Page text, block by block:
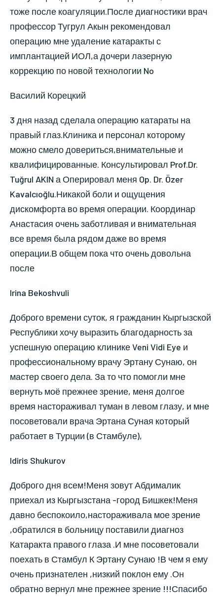
тоже после коагуляции.После диагностики врач
профессор Тугрул Акын рекомендовал
операцию мне удаление катаракты с
имплантацией ИОЛ,а дочери лазерную
коррекцию по новой технологии No
Василий Корецкий
3 дня назад сделала операцию катараты на
правый глаз.Клиника и персонал которому
можно смело довериться,внимательные и
квалифицированные. Консультировал Prof.Dr.
Tuğrul AKIN а Оперировал меня Op. Dr. Özer
Kavalcıoğlu.Никакой боли и ощущения
дискомфорта во время операции. Координар
Анастасия очень заботливая и внимательная
все время была рядом даже во время
операции.В общем пока что очень довольна
после
Irina Bekoshvuli
Доброго времени суток, я гражданин Кыргызской
Республики хочу выразить благодарность за
успешную операцию клинике Veni Vidi Eye и
профессиональному врачу Эртану Сунаю, он
мастер своего дела. За то что помогли мне
вернуть моё прежнее зрение, меня долгое
время настораживал туман в левом глазу, и мне
посоветовали врача Эртана Суная который
работает в Турции (в Стамбуле),
Idiris Shukurov
Доброго дня всем!Меня зовут Абдималик
приехал из Кыргызстана -город Бишкек!Меня
давно беспокоило,настораживала мое зрение
,обратился в больницу поставили диагноз
Катаракта правого глаза .И мне посоветовали
поехать в Стамбул К Эртану Сунаю !В чем я ему
очень признателен ,низкий поклон ему .Он
обратно вернул мне прежнее зрение !!!Спасибо